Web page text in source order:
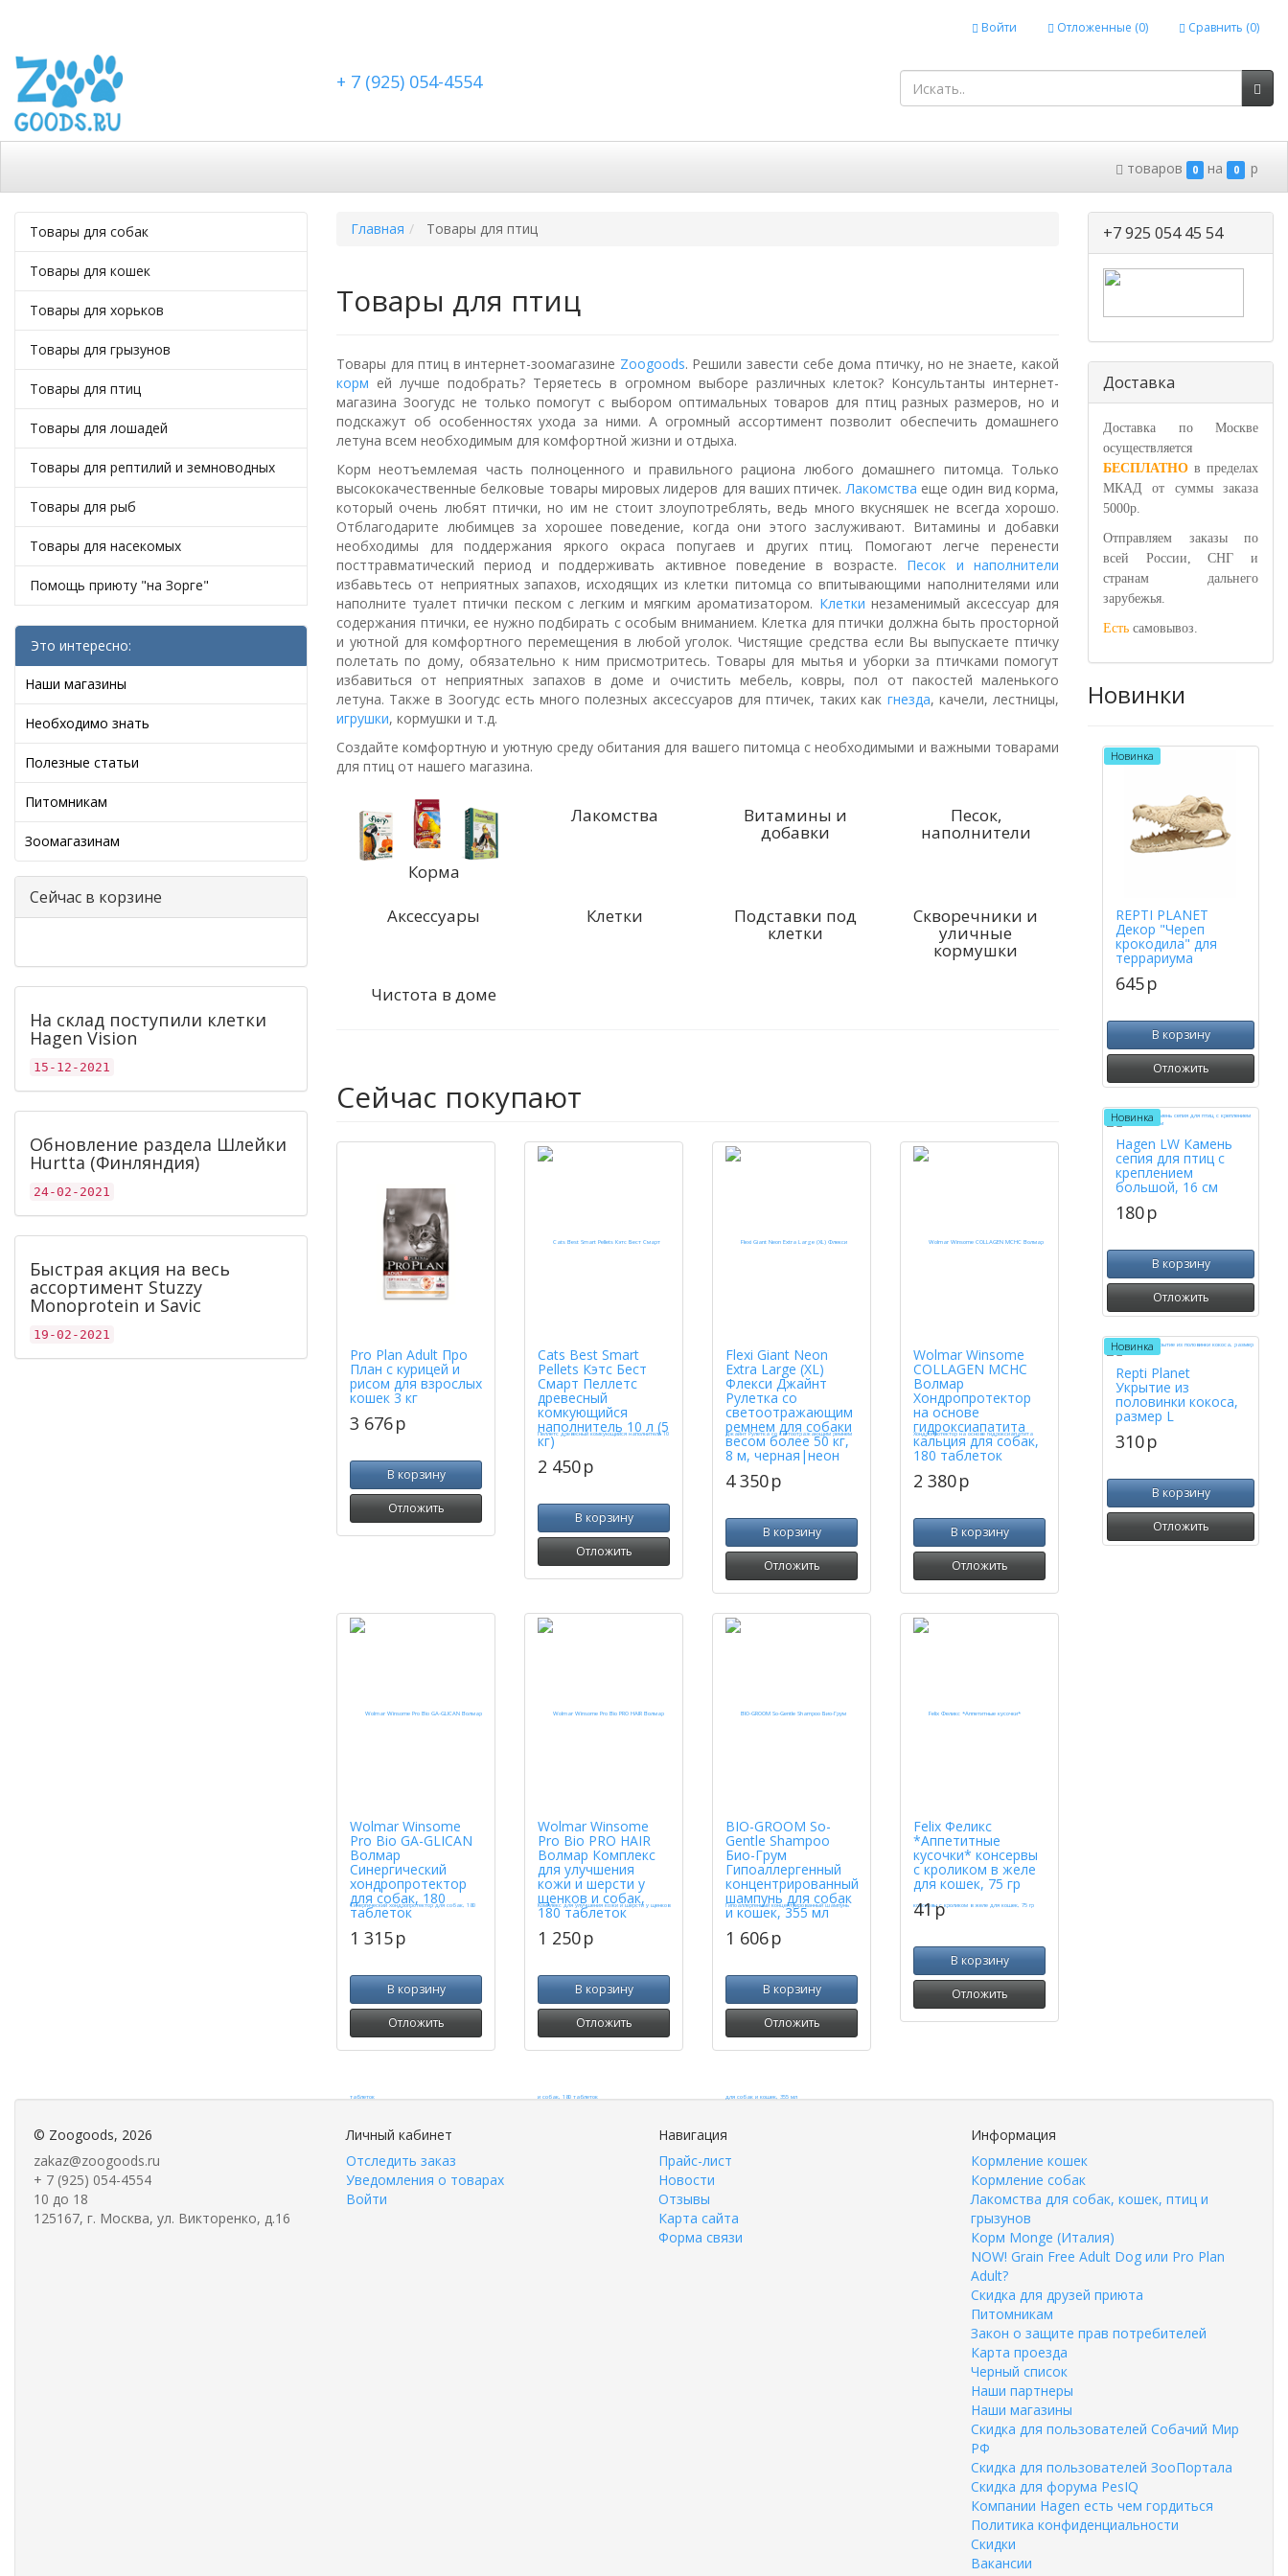
Войти Отложенные (0) Сравнить (0)
+ 7 (925) 054-4554
товаров 0 на 0 p
Товары для собак
Товары для кошек
Товары для хорьков
Товары для грызунов
Товары для птиц
Товары для лошадей
Товары для рептилий и земноводных
Товары для рыб
Товары для насекомых
Помощь приюту "на Зорге"
Это интересно:
Наши магазины
Необходимо знать
Полезные статьи
Питомникам
Зоомагазинам
Сейчас в корзине
На склад поступили клетки
Hagen Vision
15-12-2021
Обновление раздела Шлейки
Hurtta (Финляндия)
24-02-2021
Быстрая акция на весь
ассортимент Stuzzy
Monoprotein и Savic
19-02-2021
Главная Товары для птиц
Товары для птиц
Товары для птиц в интернет-зоомагазине Zoogoods. Решили завести себе дома птичку, но не знаете, какой
корм ей лучше подобрать? Теряетесь в огромном выборе различных клеток? Консультанты интернет-
магазина Зоогудс не только помогут с выбором оптимальных товаров для птиц разных размеров, но и
подскажут об особенностях ухода за ними. А огромный ассортимент позволит обеспечить домашнего
летуна всем необходимым для комфортной жизни и отдыха.
Корм неотъемлемая часть полноценного и правильного рациона любого домашнего питомца. Только
высококачественные белковые товары мировых лидеров для ваших птичек.Лакомства еще один вид корма,
который очень любят птички, но им не стоит злоупотреблять, ведь много вкусняшек не всегда хорошо.
Отблагодарите любимцев за хорошее поведение, когда они этого заслуживают. Витамины и добавки
необходимы для поддержания яркого окраса попугаев и других птиц. Помогают легче перенести
посттравматический период и поддерживать активное поведение в возрасте. Песок и наполнители
избавьтесь от неприятных запахов, исходящих из клетки питомца со впитывающими наполнителями или
наполните туалет птички песком с легким и мягким ароматизатором. Клетки незаменимый аксессуар для
содержания птички, ее нужно подбирать с особым вниманием. Клетка для птички должна быть просторной
и уютной для комфортного перемещения в любой уголок. Чистящие средства если Вы выпускаете птичку
полетать по дому, обязательно к ним присмотритесь. Товары для мытья и уборки за птичками помогут
избавиться от неприятных запахов в доме и очистить мебель, ковры, пол от пакостей маленького
летуна. Также в Зоогудс есть много полезных аксессуаров для птичек, таких как гнезда, качели, лестницы,
игрушки, кормушки и т.д.
Создайте комфортную и уютную среду обитания для вашего питомца с необходимыми и важными товарами
для птиц от нашего магазина.
Корма
Лакомства Витамины и
добавки
Песок,
наполнители
Аксессуары Клетки Подставки под
клетки
Скворечники и
уличные
кормушки
Чистота в доме
Сейчас покупают
Pro Plan Adult Про
План с курицей и
рисом для взрослых
кошек 3 кг
3 676p
В корзину
Отложить
Cats Best Smart
Pellets Кэтс Бест
Смарт Пеллетс
древесный
комкующийся
наполнитель 10 л (5
кг)
2 450p
В корзину
Отложить
Flexi Giant Neon
Extra Large (XL)
Флекси Джайнт
Рулетка со
светоотражающим
ремнем для собаки
весом более 50 кг,
8 м, черная|неон
4 350p
В корзину
Отложить
Wolmar Winsome
COLLAGEN MCHC
Волмар
Хондропротектор
на основе
гидроксиапатита
кальция для собак,
180 таблеток
2 380p
В корзину
Отложить
Wolmar Winsome
Pro Bio GA-GLICAN
Волмар
Синергический
хондропротектор
для собак, 180
таблеток
1 315p
В корзину
Отложить
Wolmar Winsome
Pro Bio PRO HAIR
Волмар Комплекс
для улучшения
кожи и шерсти у
щенков и собак,
180 таблеток
1 250p
В корзину
Отложить
BIO-GROOM So-
Gentle Shampoo
Био-Грум
Гипоаллергенный
концентрированный
шампунь для собак
и кошек, 355 мл
1 606p
В корзину
Отложить
Felix Феликс
*Аппетитные
кусочки* консервы
с кроликом в желе
для кошек, 75 гр
41p
В корзину
Отложить
+7 925 054 45 54
Доставка
Доставка по Москве
осуществляется
БЕСПЛАТНО в пределах
МКАД от суммы заказа
5000р.
Отправляем заказы по
всей России, СНГ и
странам дальнего
зарубежья.
Есть самовывоз.
Новинки
Новинка
REPTI PLANET
Декор "Череп
крокодила" для
террариума
645p
В корзину
Отложить
Новинка
Hagen LW Камень
сепия для птиц с
креплением
большой, 16 см
180p
В корзину
Отложить
Новинка
Repti Planet
Укрытие из
половинки кокоса,
размер L
310p
В корзину
Отложить
© Zoogoods, 2026
zakaz@zoogoods.ru
+ 7 (925) 054-4554
10 до 18
125167, г. Москва, ул. Викторенко, д.16
Личный кабинет
Отследить заказ
Уведомления о товарах
Войти
Навигация
Прайс-лист
Новости
Отзывы
Карта сайта
Форма связи
Информация
Кормление кошек
Кормление собак
Лакомства для собак, кошек, птиц и
грызунов
Корм Monge (Италия)
NOW! Grain Free Adult Dog или Pro Plan
Adult?
Скидка для друзей приюта
Питомникам
Закон о защите прав потребителей
Карта проезда
Черный список
Наши партнеры
Наши магазины
Скидка для пользователей Собачий Мир
РФ
Скидка для пользователей ЗооПортала
Скидка для форума PesIQ
Компании Hagen есть чем гордиться
Политика конфиденциальности
Скидки
Вакансии